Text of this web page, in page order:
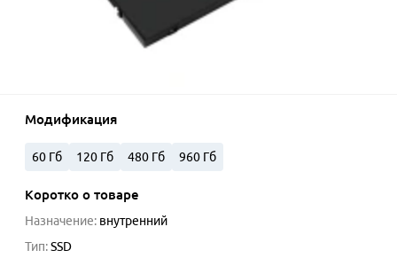
Модификация
60 Гб 120 Гб 480 Гб 960 Гб
Коротко о товаре
Назначение: внутренний
Тип:SSD